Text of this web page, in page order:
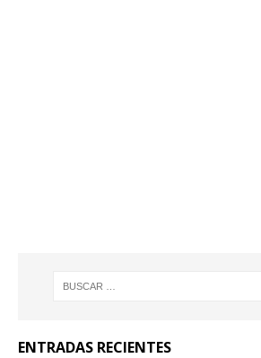
ENTRADAS RECIENTES